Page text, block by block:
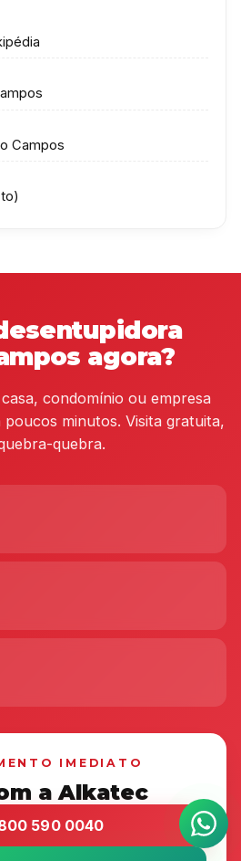
Campos
agora?
condomínio ou empresa
minutos. Visita gratuita,
quebra.
IMEDIATO
a Alkatec
590 0040